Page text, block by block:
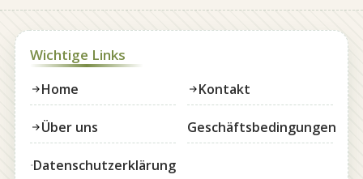
Wichtige Links
Home Kontakt
Über uns Geschäftsbedingungen
Datenschutzerklärung